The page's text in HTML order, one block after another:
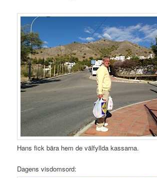
Hans fick bära hem de välfyllda kassarna.
Dagens visdomsord: